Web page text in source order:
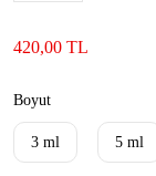
420,00 TL
Boyut
3 ml 5 ml